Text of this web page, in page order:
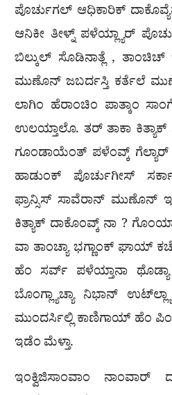
ಪೊರ್ಚುಗಲ್ ಆಧಿಕಾರಿಕ್
ಆನಿಕೀ ತೀಳ್ನ್ ಪಳೆಯ್ಲ್ಯಾರ್
ಬಿಲ್ಕುಲ್ ಸೊಡಿನಾತ್ಲೆ ,
ಮುಣೊನ್ ಜಬರ್ದಸ್ತಿ ಕರ್ತೆಲೆ
ಲಾಗಿಂ ಹೆರಾಂಚಿಂ ಪಾತ್ಕಾಂ
ಉಲಯ್ತಾಲೊ. ತರ್ ತಾಕಾ ಕಿತ್ಯಾಕ್
ಗೂಂಡಾಯೆಂತ್ ಪಳೆಂವ್ಕ್
ಹಾಡುಂಕ್ ಪೊರ್ಚುಗೀಸ್
ಫ್ರಾನ್ಸಿಸ್ ಸಾವೆರಾನ್ ಮುಣೊನ್
ಕಿತ್ಯಾಕ್ ದಾಕೊಂವ್ಕ್ ನಾ ?
ವಾ ತಾಂಚ್ಯಾ ಭಗ್ಣಾಂಕ್ ಘಾಯ್
ಹೆಂ ಸರ್ವ್ ಪಳೆಯ್ತಾನಾ ಥೊಡ್ಯಾ
ಬೊಂಗ್ಲ್ಯಾಚ್ಯಾ ನಿಭಾನ್
ಮುಂದರ್ಸಿಲ್ಲಿ ಕಾಣಿಗಾಯ್ ಹೆಂ
ಇಡೆಂ ಮೆಳ್ತಾ.
ಇಂಕ್ವಿಜಿಸಾಂವಾಂ ನಾಂವಾರ್